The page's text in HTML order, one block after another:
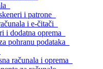
i patrone
i e-čitači
i dodatna oprema
pohranu podataka
računala i oprema